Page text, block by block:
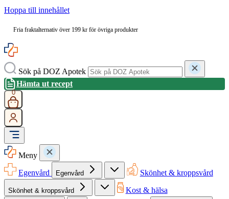
Hoppa till innehållet
Fria fraktalternativ över 199 kr för övriga produkter
Sök på DOZ Apotek
Hämta ut recept
0
Meny
Egenvård
Egenvård Skönhet & kroppsvård
Skönhet & kroppsvård Kost & hälsa